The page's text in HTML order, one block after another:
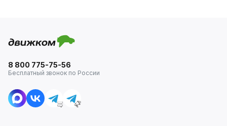
8 800 775-75-56
Бесплатный звонок по России